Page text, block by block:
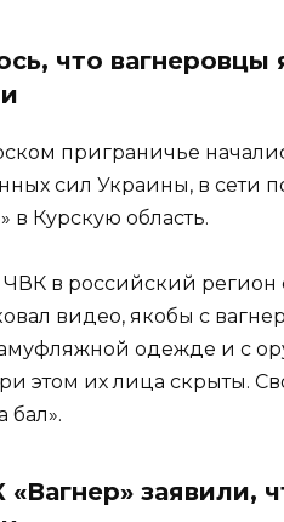
что вагнеровцы
приграничье
сил Украины, в сети
в Курскую область.
в российский регион
видео, якобы с
одежде и с
этом их лица скрыты.
бал».
заявили,